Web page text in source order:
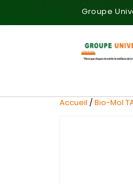
Groupe
Accueil /Bio-Mol